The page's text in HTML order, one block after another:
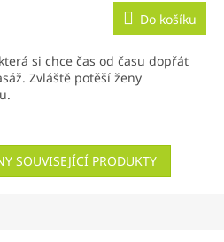
Do košíku
si chce čas od času dopřát
Zvláště potěší ženy
SOUVISEJÍCÍ PRODUKTY